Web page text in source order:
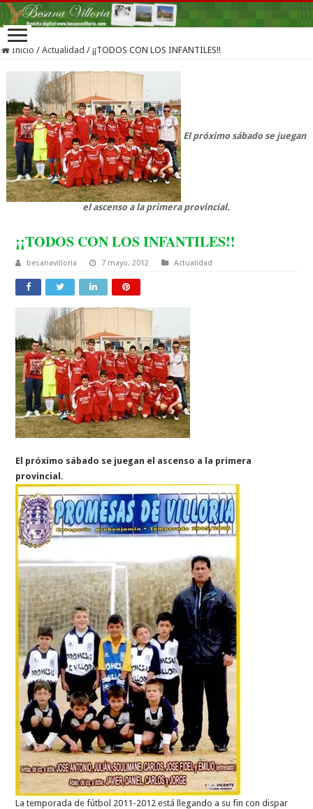
Inicio / Actualidad / ¡¡TODOS CON LOS INFANTILES!!
El próximo sábado se juegan
el ascenso a la primera provincial.
¡¡TODOS CON LOS INFANTILES!!
besanavilloria 7 mayo, 2012 Actualidad
El próximo sábado se juegan el ascenso a la primera
provincial.
La temporada de fútbol 2011-2012 está llegando a su fin con dispar